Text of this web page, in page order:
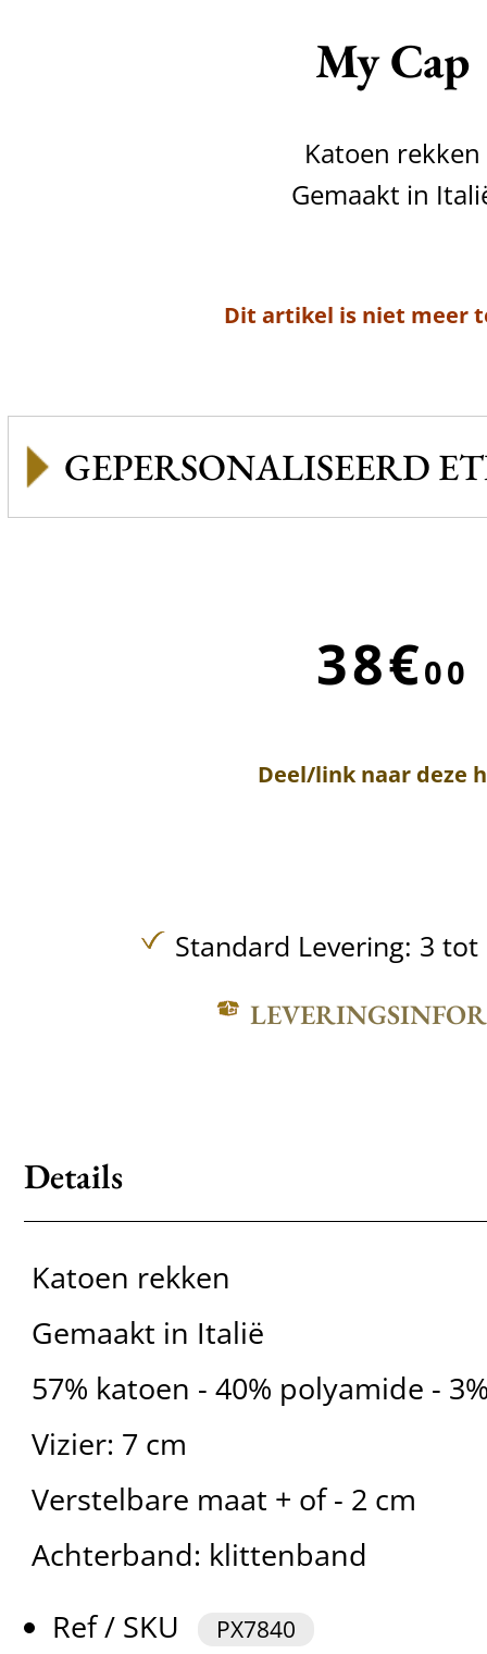
My Cap
Katoen rekken
Gemaakt in
Dit artikel is niet meer
GEPERSONALISEERD
38€00
Deel/link naar deze
Standard Levering: 3
Details
Katoen rekken
Gemaakt in Italië
57% katoen - 40% polyamide -
Vizier: 7 cm
Verstelbare maat + of - 2 cm
Achterband: klittenband
Ref / SKU
PX7840